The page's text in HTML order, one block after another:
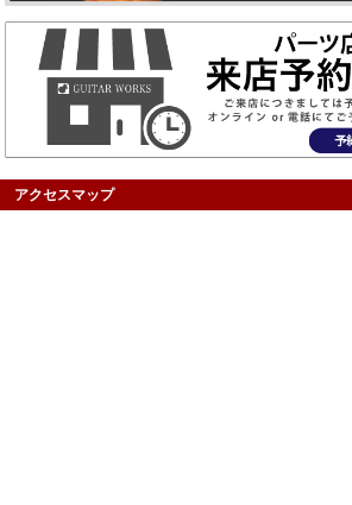
アクセスマップ